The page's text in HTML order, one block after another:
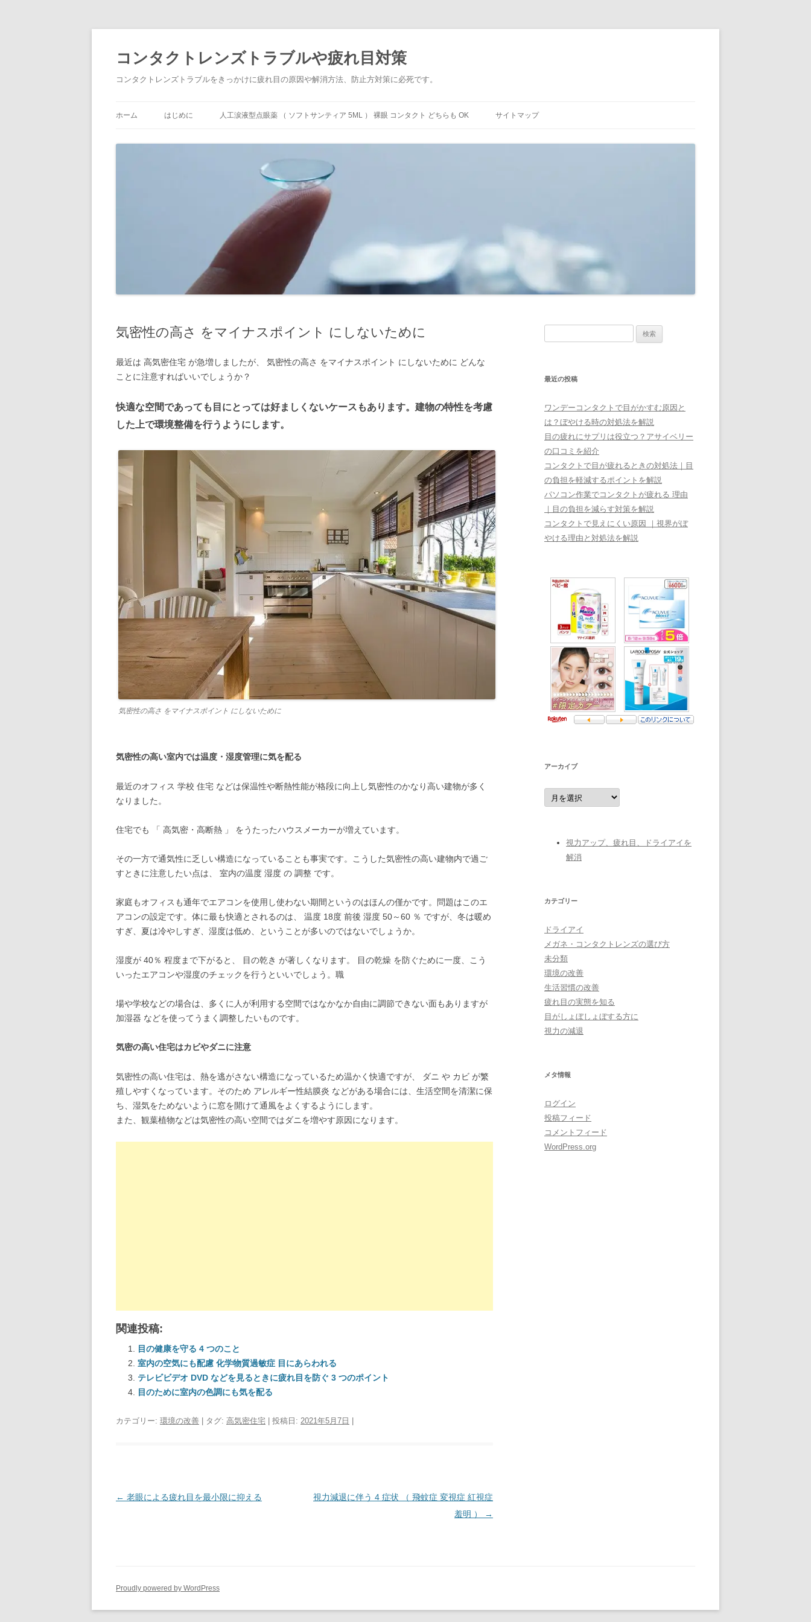
ン
ツ
ス
コンタクトレンズトラブルや疲れ目対策
コンタクトレンズトラブルをきっかけに疲れ目の原因や解消方法、防止方対策に必死です。
ホーム はじめに 人工涙液型点眼薬 （ ソフトサンティア 5ML ） 裸眼 コンタクト どちらも OK サイトマップ
気密性の高さ をマイナスポイント にしないために
最近は 高気密住宅 が急増しましたが、 気密性の高さ をマイナスポイント にしないために どんな
ことに注意すればいいでしょうか？
快適な空間であっても目にとっては好ましくないケースもあります。建物の特性を考慮
した上で環境整備を行うようにします。
気密性の高さ をマイナスポイント にしないために
気密性の高い室内では温度・湿度管理に気を配る
最近のオフィス 学校 住宅 などは保温性や断熱性能が格段に向上し気密性のかなり高い建物が多く
なりました。
住宅でも 「 高気密・高断熱 」 をうたったハウスメーカーが増えています。
その一方で通気性に乏しい構造になっていることも事実です。こうした気密性の高い建物内で過ご
すときに注意したい点は、 室内の温度 湿度 の 調整 です。
家庭もオフィスも通年でエアコンを使用し使わない期間というのはほんの僅かです。問題はこのエ
アコンの設定です。体に最も快適とされるのは、 温度 18度 前後 湿度 50～60 ％ ですが、冬は暖め
すぎ、夏は冷やしすぎ、湿度は低め、ということが多いのではないでしょうか。
湿度が 40％ 程度まで下がると、 目の乾き が著しくなります。 目の乾燥 を防ぐために一度、こう
いったエアコンや湿度のチェックを行うといいでしょう。職
場や学校などの場合は、多くに人が利用する空間ではなかなか自由に調節できない面もありますが
加湿器 などを使ってうまく調整したいものです。
気密の高い住宅はカビやダニに注意
気密性の高い住宅は、熱を逃がさない構造になっているため温かく快適ですが、 ダニ や カビ が繁
殖しやすくなっています。そのため アレルギー性結膜炎 などがある場合には、生活空間を清潔に保
ち、湿気をためないように窓を開けて通風をよくするようにします。
また、観葉植物などは気密性の高い空間ではダニを増やす原因になります。
関連投稿:
目の健康を守る 4 つのこと
室内の空気にも配慮 化学物質過敏症 目にあらわれる
テレビビデオ DVD などを見るときに疲れ目を防ぐ 3 つのポイント
目のために室内の色調にも気を配る
カテゴリー: 環境の改善 | タグ: 高気密住宅 | 投稿日: 2021年5月7日
投
← 老眼による疲れ目を最小限に抑える
視力減退に伴う 4 症状 （ 飛蚊症 変視症 紅視症
羞明 ）
→
最近の投稿
ワンデーコンタクトで目がかすむ原因と
は？ぼやける時の対処法を解説
目の疲れにサプリは役立つ？アサイベリー
の口コミを紹介
コンタクトで目が疲れるときの対処法｜目
の負担を軽減するポイントを解説
パソコン作業でコンタクトが疲れる 理由
｜目の負担を減らす対策を解説
コンタクトで見えにくい原因 ｜視界がぼ
やける理由と対処法を解説
アーカイブ
ア
ー
カ
視力アップ、疲れ目、ドライアイを
解消
カテゴリー
ドライアイ
メガネ・コンタクトレンズの選び方
未分類
環境の改善
生活習慣の改善
疲れ目の実態を知る
目がしょぼしょぼする方に
視力の減退
メタ情報
ログイン
投稿フィード
コメントフィード
WordPress.org
Proudly powered by WordPress